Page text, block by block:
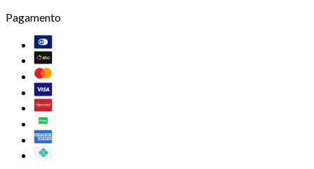
Pagamento